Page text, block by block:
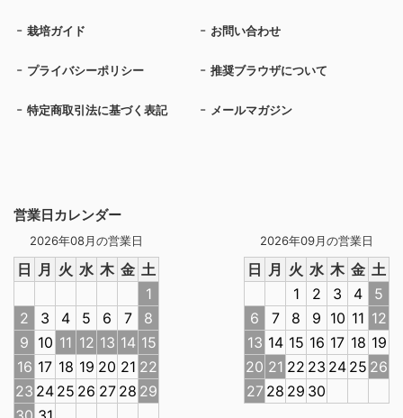
営業日カレンダー
2026年08月の営業日
日 月 火 水 木 金 土
1
2
3 4 5 6 7
8
9 10 11 12 13 14 15
16 17 18 19 20 21 22
23 24 25 26 27 28 29
2026年09月の営業日
日 月 火 水 木 金 土
1
2 3 4
5
6
7 8 9 10 11 12
13 14 15 16 17 18 19
20 21 22 23 24 25 26
27 28 29 30
栽培ガイド お問い合わせ
プライバシーポリシー 推奨ブラウザについて
特定商取引法に基づく表記 メールマガジン